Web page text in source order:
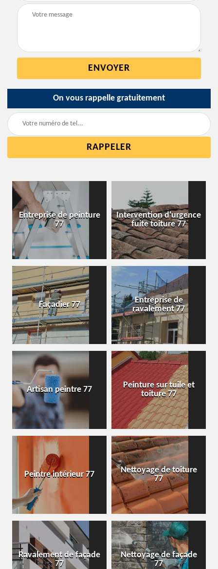
On vous rappelle gratuitement
Entreprise de peinture
77
Intervention d'urgence
fuite toiture 77
Façadier 77
Entreprise de
ravalement 77
Artisan peintre 77
Peinture sur tuile et
toiture 77
Peintre intérieur 77
Nettoyage de toiture
77
Ravalement de façade
77
Nettoyage de façade
77